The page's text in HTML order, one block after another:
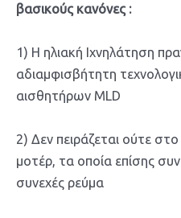
βασικούς κανόνες :
1) H ηλιακή Iχνηλάτηση
αδιαμφισβήτητη
αισθητήρων MLD
2) Δεν πειράζεται ούτε
μοτέρ, τα οποία επίσης
συνεχές ρεύμα